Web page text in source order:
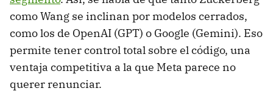
como Wang se inclinan por modelos cerrados,
como los de OpenAI (GPT) o Google (Gemini). Eso
permite tener control total sobre el código, una
ventaja competitiva a la que Meta parece no
querer renunciar.